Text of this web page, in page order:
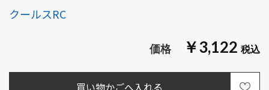
￥3,122
クールスRC